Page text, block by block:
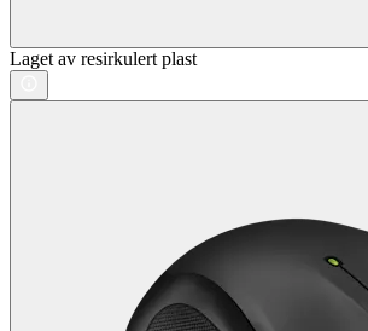
Laget av resirkulert plast